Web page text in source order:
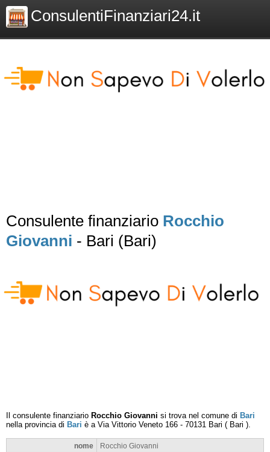
ConsulentiFinanziari24.it
Consulente finanziario Rocchio
Giovanni - Bari (Bari)
Il consulente finanziario Rocchio Giovanni si trova nel comune di Bari
nella provincia di Bari è a Via Vittorio Veneto 166 - 70131 Bari ( Bari ).
nome
Rocchio Giovanni